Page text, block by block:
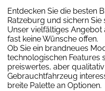
Entdecken Sie die besten
Ratzeburg und sichern
Unser vielfältiges
fast keine Wünsche offen.
Ob Sie ein brandneues
technologischen Features
preiswertes, aber
Gebrauchtfahrzeug
breite Palette an Optionen.